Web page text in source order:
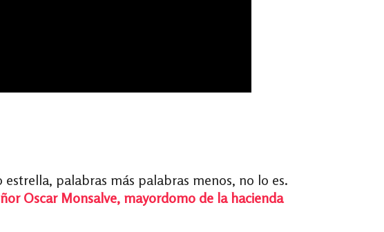
palabras más palabras menos, no lo es.
Oscar Monsalve, mayordomo de la hacienda